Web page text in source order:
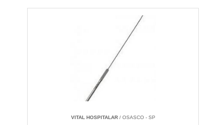
VITAL HOSPITALAR/ OSASCO - SP